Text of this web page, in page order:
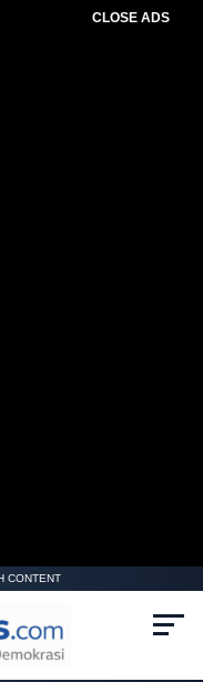
CLOSE ADS
CONTENT